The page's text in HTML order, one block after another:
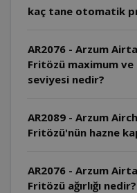
kaç tane otomatik
AR2076 - Arzum
Fritözü maximum ve
seviyesi nedir?
AR2089 - Arzum
Fritözü'nün hazne
AR2076 - Arzum
Fritözü ağırlığı nedir?